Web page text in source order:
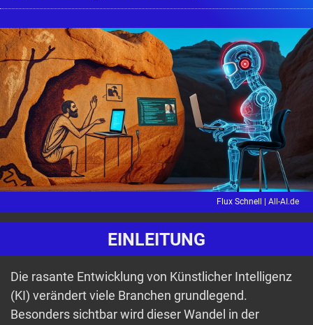
Flux Schnell | All-AI.de
EINLEITUNG
Die rasante Entwicklung von Künstlicher Intelligenz
(KI) verändert viele Branchen grundlegend.
Besonders sichtbar wird dieser Wandel in der